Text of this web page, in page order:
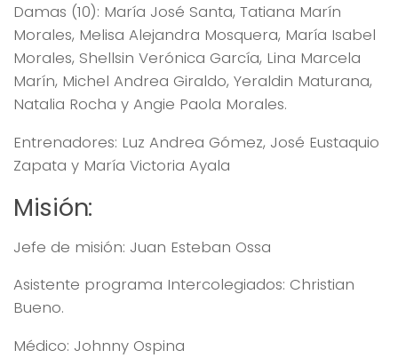
Damas (10): María José Santa, Tatiana Marín
Morales, Melisa Alejandra Mosquera, María Isabel
Morales, Shellsin Verónica García, Lina Marcela
Marín, Michel Andrea Giraldo, Yeraldin Maturana,
Natalia Rocha y Angie Paola Morales.
Entrenadores: Luz Andrea Gómez, José Eustaquio
Zapata y María Victoria Ayala
Misión:
Jefe de misión: Juan Esteban Ossa
Asistente programa Intercolegiados: Christian
Bueno.
Médico: Johnny Ospina